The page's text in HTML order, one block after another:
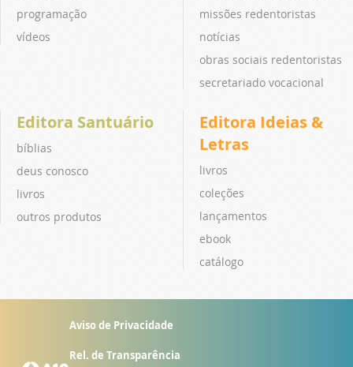
programação
vídeos
missões redentoristas
notícias
obras sociais redentoristas
secretariado vocacional
Editora Santuário
bíblias
deus conosco
livros
outros produtos
Editora Ideias &
Letras
livros
coleções
lançamentos
ebook
catálogo
Aviso de Privacidade
Rel. de Transparência